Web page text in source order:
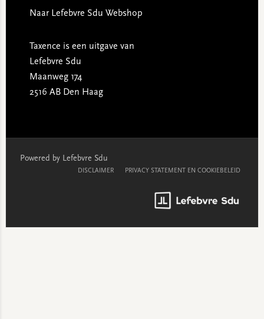
Naar Lefebvre Sdu Webshop
Taxence is een uitgave van
Lefebvre Sdu
Maanweg 174
2516 AB Den Haag
Powered by Lefebvre Sdu
DISCLAIMER PRIVACY STATEMENT EN COOKIEBELEID